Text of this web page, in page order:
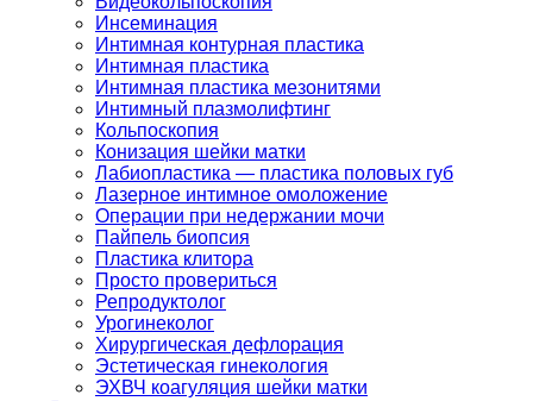
Инсеминация
Интимная контурная пластика
Интимная пластика
Интимная пластика мезонитями
Интимный плазмолифтинг
Кольпоскопия
Конизация шейки матки
Лабиопластика — пластика половых губ
Лазерное интимное омоложение
Операции при недержании мочи
Пайпель биопсия
Пластика клитора
Просто провериться
Репродуктолог
Урогинеколог
Хирургическая дефлорация
Эстетическая гинекология
ЭХВЧ коагуляция шейки матки